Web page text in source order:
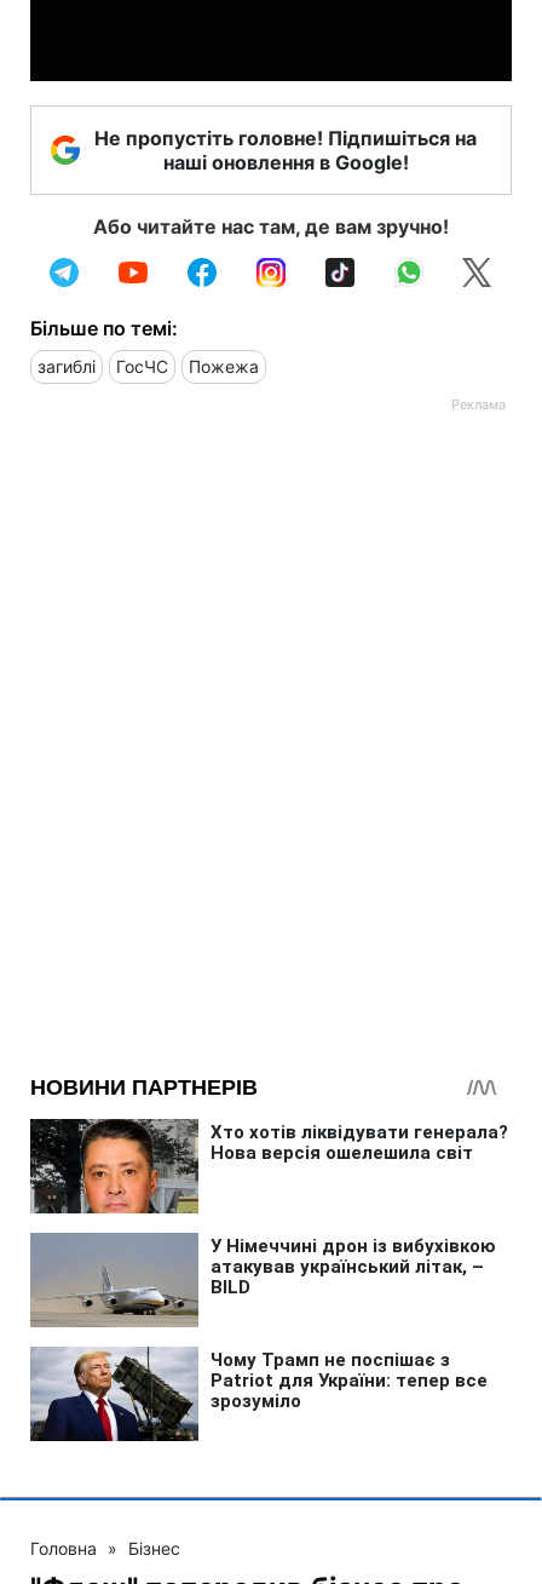
Не пропустіть головне! Підпишіться на
наші оновлення в Google!
Або читайте нас там, де вам зручно!
Більше по темі:
загиблі ГосЧС Пожежа
Головна » Бізнес